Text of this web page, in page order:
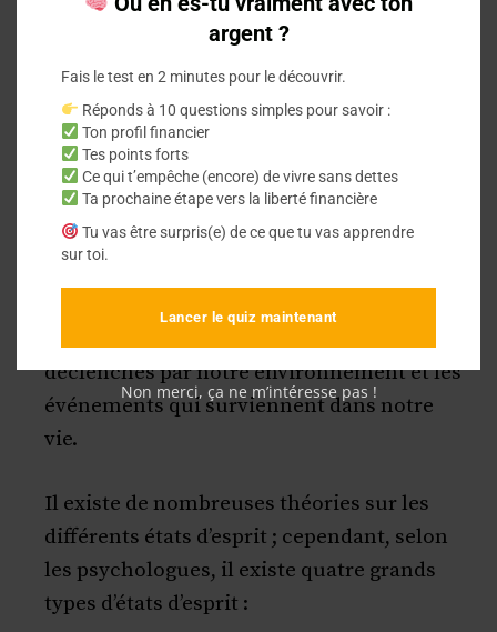
modèles et états différents. L’état d’esprit
est la manière dont le cerveau humain
perçoit et interprète les choses qui
l’entourent. Il s’agit de l’état psychologique
ou mental d’une personne.
Chacun connaît différents états d’esprit, de
la joie à la tristesse, de la détente à
déclenchés par notre environnement et les
événements qui surviennent dans notre
vie.
Il existe de nombreuses théories sur les
différents états d’esprit ; cependant, selon
les psychologues, il existe quatre grands
types d’états d’esprit :
argent ?
Fais le test en 2 minutes pour le découvrir.
Réponds à 10 questions simples pour savoir :
Ton profil financier
Tes points forts
Ce qui t’empêche (encore) de vivre sans dettes
Ta prochaine étape vers la liberté financière
Tu vas être surpris(e) de ce que tu vas apprendre
sur toi.
Lancer le quiz maintenant
Non merci, ça ne m’intéresse pas !